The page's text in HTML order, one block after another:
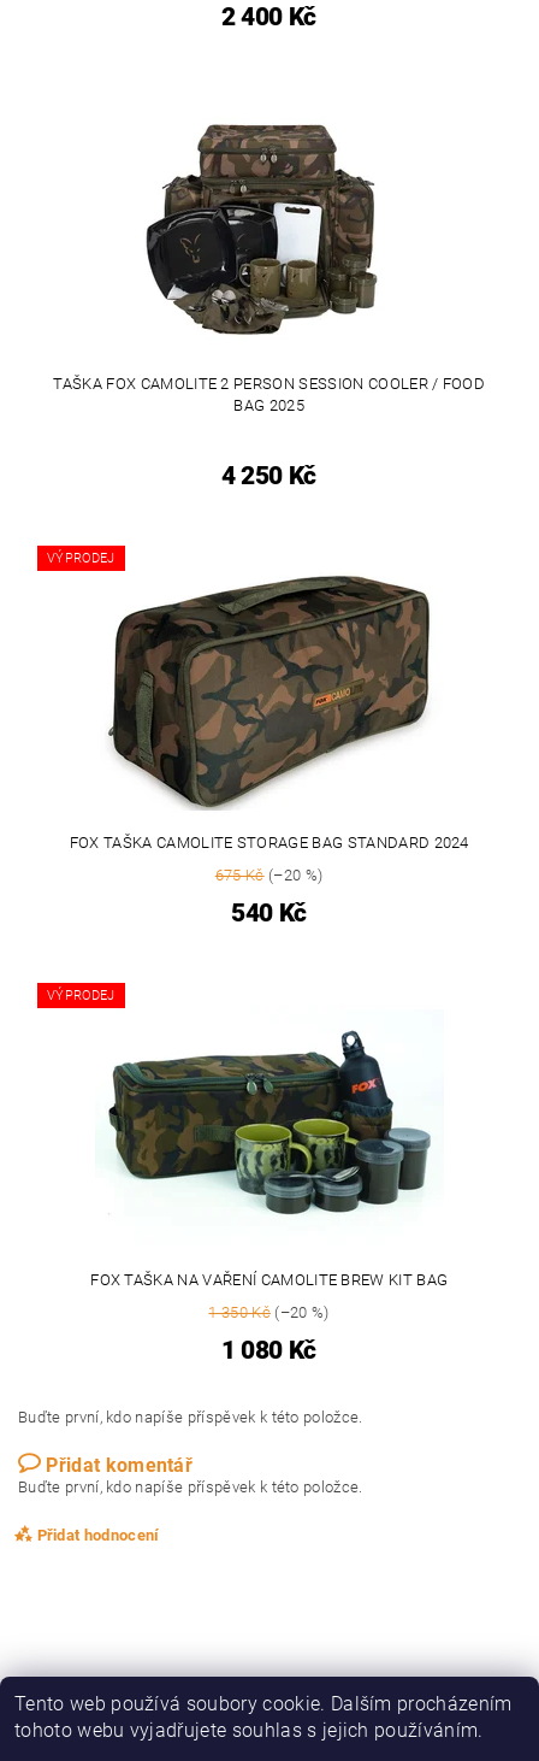
2 400 Kč
TAŠKA FOX CAMOLITE 2 PERSON SESSION COOLER / FOOD
BAG 2025
4 250 Kč
VÝPRODEJ
FOX TAŠKA CAMOLITE STORAGE BAG STANDARD 2024
675 Kč(–20 %)
540 Kč
VÝPRODEJ
FOX TAŠKA NA VAŘENÍ CAMOLITE BREW KIT BAG
1 350 Kč (–20 %)
1 080 Kč
Buďte první, kdo napíše příspěvek k této položce.
Přidat komentář
Buďte první, kdo napíše příspěvek k této položce.
Přidat hodnocení
Heureka.cz | OBLEČENÍ, OBUV
Tento web používá soubory cookie. Dalším procházením
tohoto webu vyjadřujete souhlas s jejich používáním.